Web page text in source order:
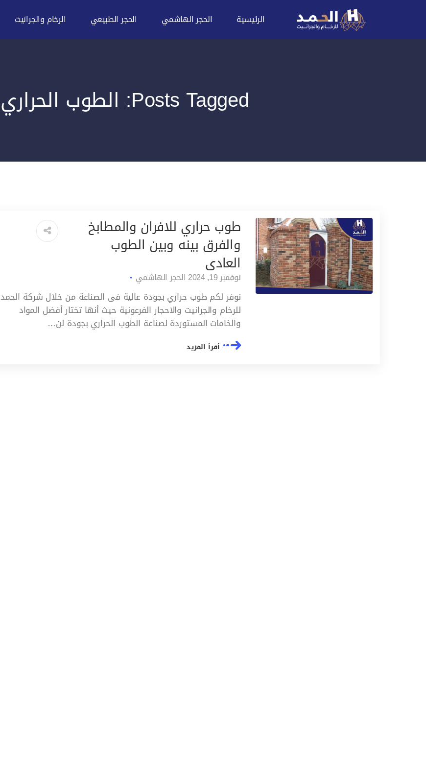
الرئيسية الحجر الهاشمي الحجر الطبيعي الرخام والجرانيت
Posts Tagged: الطوب الحراري العازل
طوب حراري للافران والمطابخ
والفرق بينه وبين الطوب
العادى
نوفمبر 19, 2024 الحجر الهاشمي
نوفر لكم طوب حراري بجودة عالية فى الصناعة من خلال شركة الحمد
للرخام والجرانيت والاحجار الفرعونية حيث أنها تختار أفضل المواد
والخامات المستوردة لصناعة الطوب الحراري بجودة لن…
أقرأ المزيد